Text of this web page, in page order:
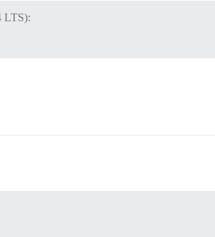
LTS):